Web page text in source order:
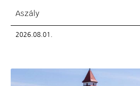
Aszály
2026.08.01.